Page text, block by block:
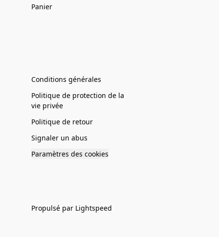
Panier
Conditions générales
Politique de protection de la
vie privée
Politique de retour
Signaler un abus
Paramètres des cookies
Propulsé par Lightspeed